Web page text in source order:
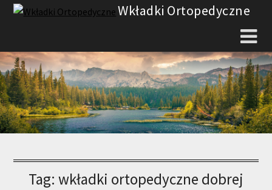
Skip
Wkładki Ortopedyczne
Tag: wkładki ortopedyczne dobrej